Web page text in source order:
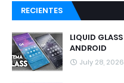
RECIENTES
LIQUID
ANDROID
July 28, 2026